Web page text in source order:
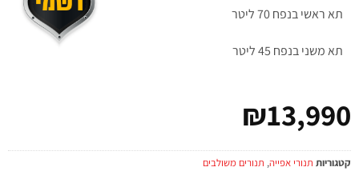
תא ראשי בנפח 70 ליטר
תא משני בנפח 45 ליטר
₪13,990
קטגוריות תנורי אפייה, תנורים משולבים